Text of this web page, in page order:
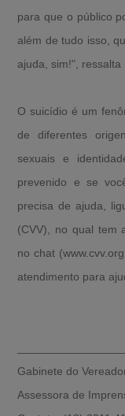
para que o público
além de tudo isso,
ajuda, sim!", ressalta
O suicídio é um
de diferentes
sexuais e
prevenido e se
precisa de ajuda,
(CVV), no qual tem
no chat
atendimento para
Gabinete do
Assessora de